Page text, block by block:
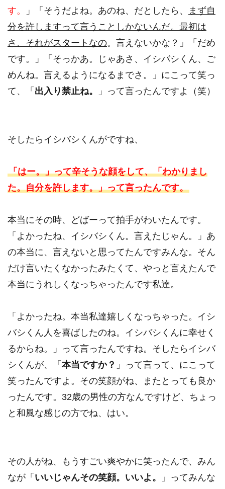
す。
」「そうだよね。あのね、だとしたら、
まず自
分を許しますって言うことしかないんだ。最初は
さ、それがスタートなの。言えないかな？」「だめ
です。」「そっかあ。じゃあさ、イシバシくん、ご
めんね。言えるようになるまでさ。」にこって笑っ
て、「 出入り禁止ね。 」って言ったんですよ（笑）
そしたらイシバシくんがですね、
「はー。」って辛そうな顔をして、「わかりまし
た。自分を許します。」って言ったんです。
本当にその時、どばーって拍手がわいたんです。
「よかったね、イシバシくん。言えたじゃん。」あ
の本当に、言えないと思ってたんですみんな。そん
だけ言いたくなかったみたくて、やっと言えたんで
本当にうれしくなっちゃったんです私達。
「よかったね。本当私達嬉しくなっちゃった。イシ
バシくん人を喜ばしたのね。イシバシくんに幸せく
るからね。」って言ったんですね。そしたらイシバ
シくんが、「 本当ですか？ 」って言って、にこって
笑ったんですよ。その笑顔がね、またとっても良か
ったんです。32歳の男性の方なんですけど、ちょっ
と和風な感じの方でね、はい。
その人がね、もうすごい爽やかに笑ったんで、みん
なが「 いいじゃんその笑顔。いいよ。
」ってみんな